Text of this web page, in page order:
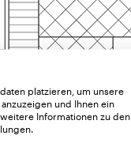
platzieren, um unsere
und Ihnen ein
Informationen zu